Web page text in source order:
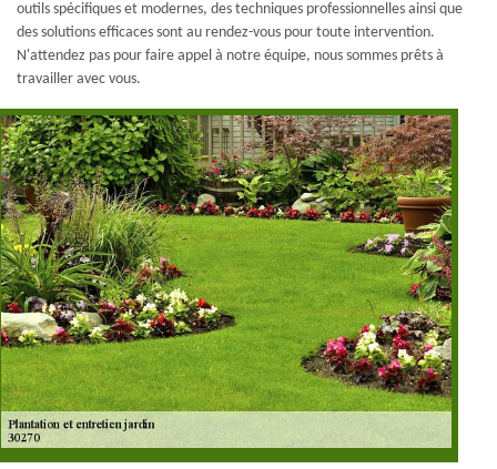
outils spécifiques et modernes, des techniques professionnelles ainsi que
des solutions efficaces sont au rendez-vous pour toute intervention.
N'attendez pas pour faire appel à notre équipe, nous sommes prêts à
travailler avec vous.